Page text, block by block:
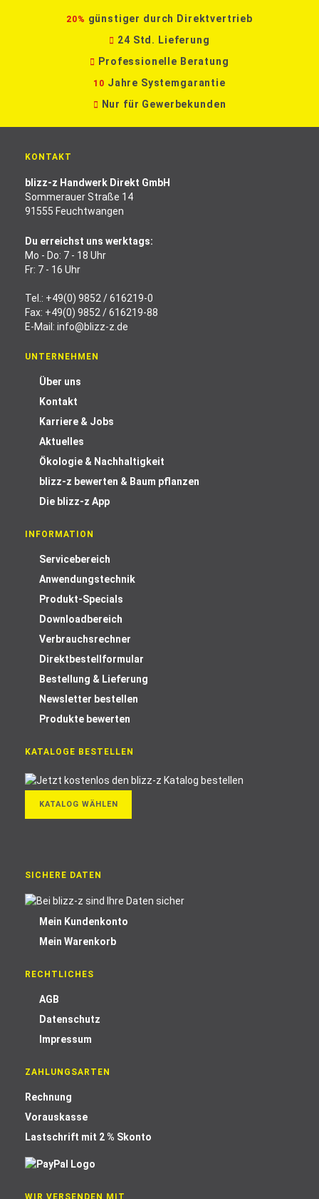
20% günstiger durch Direktvertrieb
24 Std. Lieferung
Professionelle Beratung
10 Jahre Systemgarantie
Nur für Gewerbekunden
KONTAKT
blizz-z Handwerk Direkt GmbH
Sommerauer Straße 14
91555 Feuchtwangen
Du erreichst uns werktags:
Mo - Do: 7 - 18 Uhr
Fr: 7 - 16 Uhr
Tel.: +49(0) 9852 / 616219-0
Fax: +49(0) 9852 / 616219-88
E-Mail: info@blizz-z.de
UNTERNEHMEN
Über uns
Kontakt
Karriere & Jobs
Aktuelles
Ökologie & Nachhaltigkeit
blizz-z bewerten & Baum pflanzen
Die blizz-z App
INFORMATION
Servicebereich
Anwendungstechnik
Produkt-Specials
Downloadbereich
Verbrauchsrechner
Direktbestellformular
Bestellung & Lieferung
Newsletter bestellen
Produkte bewerten
KATALOGE BESTELLEN
KATALOG WÄHLEN
SICHERE DATEN
Mein Kundenkonto
Mein Warenkorb
RECHTLICHES
AGB
Datenschutz
Impressum
ZAHLUNGSARTEN
Rechnung
Vorauskasse
Lastschrift mit 2 % Skonto
WIR VERSENDEN MIT